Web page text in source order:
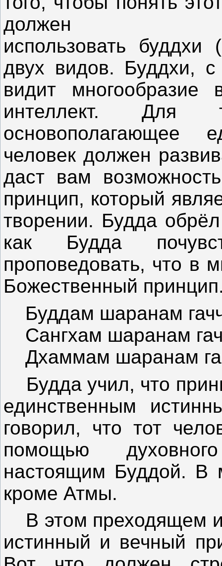
должен
использовать буддхи
двух видов. Буддхи,
видит
интеллект. Для
основополагающее
человек должен
даст вам
принцип, который
творении. Будда
как Будда
проповедовать, что в
Божественный
Буддам шаранам
Сангхам шаранам
Дхаммам шаранам
Будда учил, что
единственным
говорил, что тот
помощью
настоящим Буддой. В
кроме Атмы.
В этом преходящем
истинный и вечный